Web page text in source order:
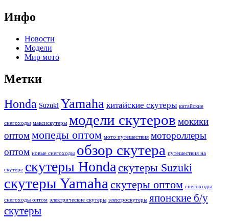
Инфо
Новости
Модели
Мир мото
Метки
Honda Suzuki Yamaha китайские скутеры китайские
снегоходы максискутеры модели скутеров мокики
оптоммопеды оптом мото путешествия мотороллеры
оптом новые снегоходы обзор скутера путешествия на
скутере скутеры Honda скутеры Suzuki
скутеры Yamaha скутеры оптом снегоходы
снегоходы оптом электрические скутеры электроскутеры японские б/у
скутеры